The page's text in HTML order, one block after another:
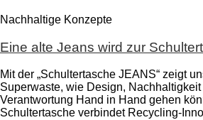
Nachhaltige Konzepte
Eine alte Jeans wird zur
Mit der „Schultertasche JEANS“ zeigt
Superwaste, wie Design,
Verantwortung Hand in Hand gehen
Schultertasche verbindet Recycling-